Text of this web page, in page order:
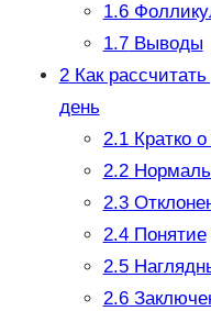
1.6
1.7Выводы
2Как
день
2.1Кратко о
2.2
2.3
2.4Понятие
2.5
2.6